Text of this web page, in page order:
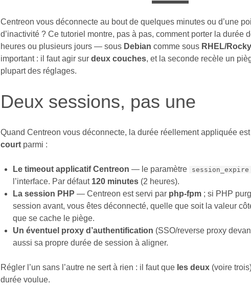
Centreon vous déconnecte au bout de quelques minutes ou d’une
d’inactivité ? Ce tutoriel montre, pas à pas, comment porter la durée
heures ou plusieurs jours — sous Debian comme sous RHEL/
important : il faut agir surdeux couches, et la seconde recèle un
plupart des réglages.
Deux sessions, pas une
Quand Centreon vous déconnecte, la durée réellement appliquée
court parmi :
Le timeout applicatif Centreon — le paramètre session_expire
l’interface. Par défaut 120 minutes (2 heures).
La session PHP — Centreon est servi par php-fpm ; si PHP
session avant, vous êtes déconnecté, quelle que soit la valeur
que se cache le piège.
Un éventuel proxy d’authentification (SSO/reverse proxy
aussi sa propre durée de session à aligner.
Régler l’un sans l’autre ne sert à rien : il faut que les deux (voire
durée voulue.